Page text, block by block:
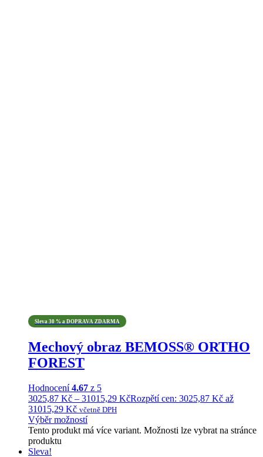
Sleva 30 % a DOPRAVA ZDARMA
Mechový obraz BEMOSS® ORTHO
FOREST
Hodnocení4.67 z 5
3025,87 Kč – 31015,29 KčRozpětí cen: 3025,87 Kč až
31015,29 Kč včetně DPH
Výběr možností
Tento produkt má více variant. Možnosti lze vybrat na stránce
produktu
Sleva!